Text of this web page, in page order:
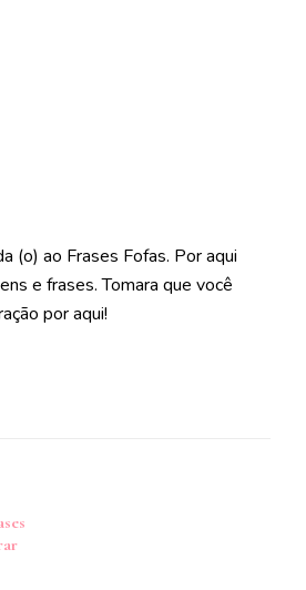
(o) ao Frases Fofas. Por aqui
e frases. Tomara que você
por aqui!